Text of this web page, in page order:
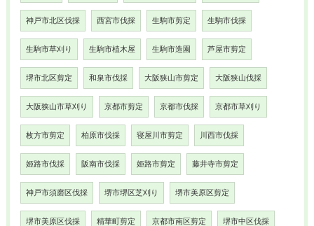
神戸市北区伐採 西宮市伐採 生駒市剪定 生駒市伐採
生駒市草刈り 生駒市植木屋 生駒市造園 芦屋市剪定
堺市北区剪定 和泉市伐採 大阪狭山市剪定 大阪狭山伐採
大阪狭山市草刈り 京都市剪定 京都市伐採 京都市草刈り
枚方市剪定 柏原市伐採 寝屋川市剪定 川西市伐採
姫路市伐採 阪南市伐採 姫路市剪定 藤井寺市剪定
神戸市須磨区伐採 堺市堺区芝刈り 堺市美原区剪定
堺市美原区伐採 精華町剪定 京都市南区剪定 堺市中区伐採